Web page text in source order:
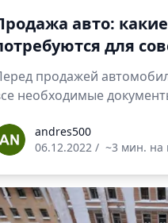
авто:
для
продажей
необходимые
andres500
06.12.2022 / ~3 мин. на